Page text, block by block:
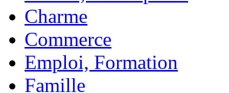
Charme
Commerce
Emploi, Formation
Famille